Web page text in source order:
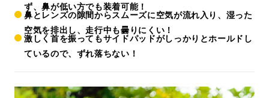
ず、鼻が低い方でも装着可能！
鼻とレンズの隙間からスムーズに空気が流れ入り、湿った
空気を排出し、走行中も曇りにくい！
激しく首を振ってもサイドパッドがしっかりとホールドし
ているので、ずれ落ちない！